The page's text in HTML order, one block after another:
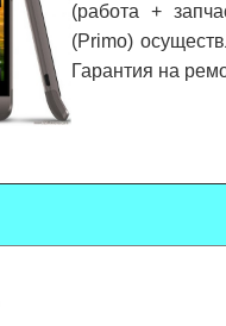
(работа +
(Primo)
Гарантия на